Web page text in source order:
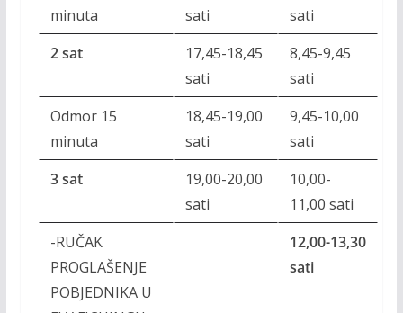
minuta
sati
sati
2 sat
17,45-18,45
sati
8,45-9,45
sati
Odmor 15
minuta
18,45-19,00
sati
9,45-10,00
sati
3 sat
19,00-20,00
sati
10,00-
11,00 sati
-RUČAK
PROGLAŠENJE
POBJEDNIKA U
12,00-13,30
sati